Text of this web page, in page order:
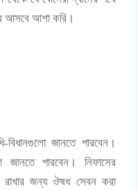
আসবে আশা করি।
জানতে পারবেন।
জানতে পারবেন। নিফাসের
রাখার জন্য ঔষধ সেবন করা